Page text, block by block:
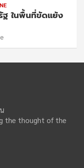
ฐ ในพื้นที่ขัดแย้ง
the thought of the